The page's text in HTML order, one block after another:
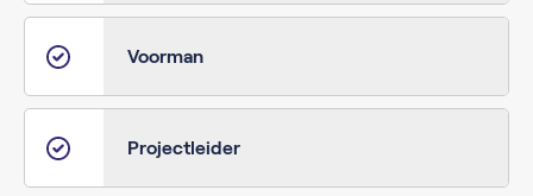
Voorman
Projectleider